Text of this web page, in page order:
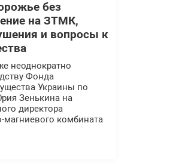
без
на ЗТМК,
и вопросы к
неоднократно
Фонда
Украины по
Зенькина на
директора
магниевого комбината